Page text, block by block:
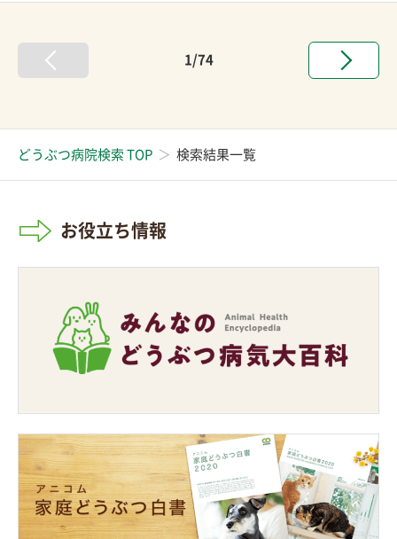
1/74
どうぶつ病院検索 TOP 検索結果一覧
お役立ち情報